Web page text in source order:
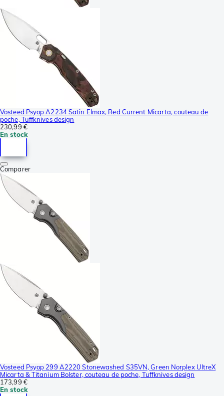
Vosteed Psyop A2234 Satin Elmax, Red Current Micarta, couteau de
poche, Tuffknives design
230,99 €
En stock
Comparer
Vosteed Psyop 299 A2220 Stonewashed S35VN, Green Norplex UltreX
Micarta & Titanium Bolster, couteau de poche, Tuffknives design
173,99 €
En stock